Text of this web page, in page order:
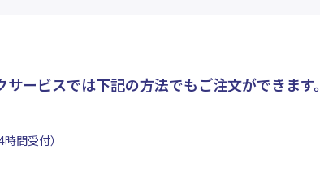
ービスでは下記の方法でもご注文ができます。
間受付）